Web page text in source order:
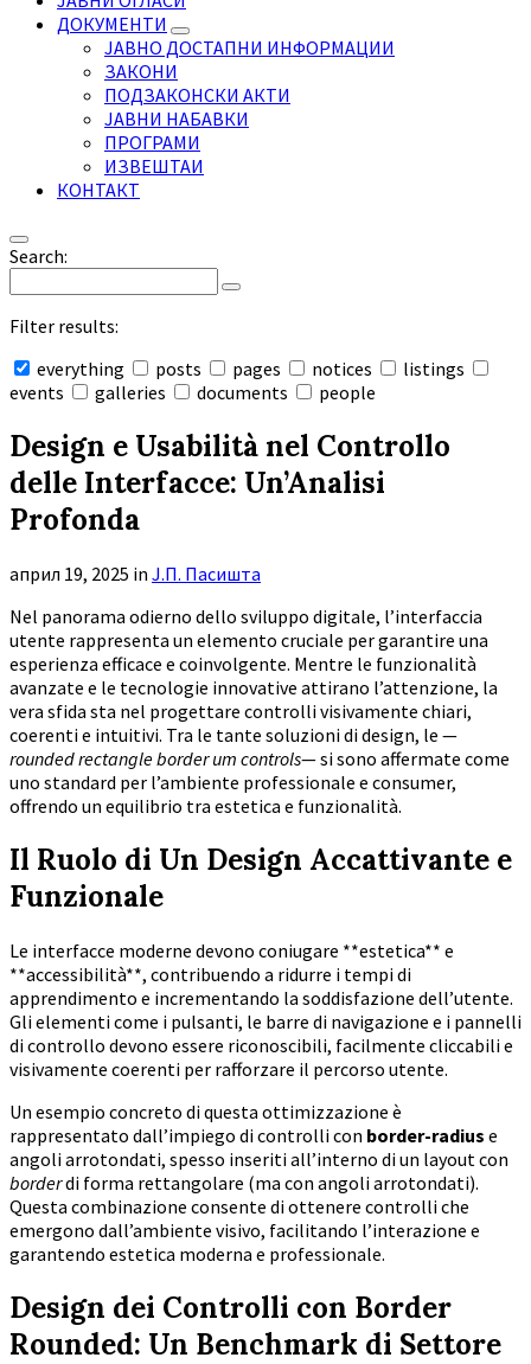
ДОКУМЕНТИ
ЈАВНО ДОСТАПНИ ИНФОРМАЦИИ
ЗАКОНИ
ПОДЗАКОНСКИ АКТИ
ЈАВНИ НАБАВКИ
ПРОГРАМИ
ИЗВЕШТАИ
КОНТАКТ
Search:
Filter results:
everything
posts pages notices
listings
events
galleries documents people
search
Design e Usabilità nel Controllo
delle Interfacce: Un’Analisi
Profonda
април 19, 2025 in Ј.П. Пасишта
Nel panorama odierno dello sviluppo digitale, l’interfaccia
utente rappresenta un elemento cruciale per garantire una
esperienza efficace e coinvolgente. Mentre le funzionalità
avanzate e le tecnologie innovative attirano l’attenzione, la
vera sfida sta nel progettare controlli visivamente chiari,
coerenti e intuitivi. Tra le tante soluzioni di design, le —
rounded rectangle border um controls— si sono affermate come
uno standard per l’ambiente professionale e consumer,
offrendo un equilibrio tra estetica e funzionalità.
Il Ruolo di Un Design Accattivante e
Funzionale
Le interfacce moderne devono coniugare **estetica** e
**accessibilità**, contribuendo a ridurre i tempi di
apprendimento e incrementando la soddisfazione dell’utente.
Gli elementi come i pulsanti, le barre di navigazione e i pannelli
di controllo devono essere riconoscibili, facilmente cliccabili e
visivamente coerenti per rafforzare il percorso utente.
Un esempio concreto di questa ottimizzazione è
rappresentato dall’impiego di controlli con border-radius e
angoli arrotondati, spesso inseriti all’interno di un layout con
borderdi forma rettangolare (ma con angoli arrotondati).
Questa combinazione consente di ottenere controlli che
emergono dall’ambiente visivo, facilitando l’interazione e
garantendo estetica moderna e professionale.
Design dei Controlli con Border
Rounded: Un Benchmark di Settore